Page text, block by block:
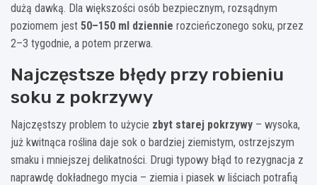
dużą dawką. Dla większości osób bezpiecznym, rozsądnym
poziomem jest 50–150 ml dziennie rozcieńczonego soku, przez
2–3 tygodnie, a potem przerwa.
Najczęstsze błędy przy robieniu
soku z pokrzywy
Najczęstszy problem to użycie zbyt starej pokrzywy – wysoka,
już kwitnąca roślina daje sok o bardziej ziemistym, ostrzejszym
smaku i mniejszej delikatności. Drugi typowy błąd to rezygnacja z
naprawdę dokładnego mycia – ziemia i piasek w liściach potrafią